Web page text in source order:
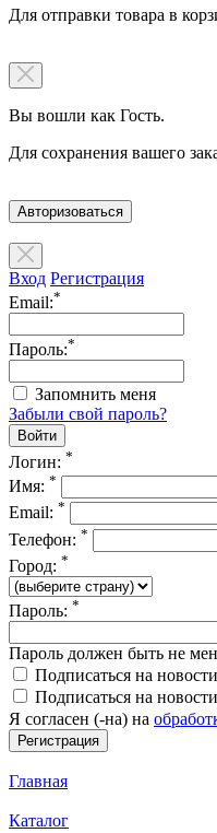
Для отправки товара в
Вы вошли как Гость.
Для сохранения вашего
Авторизоваться
Вход Регистрация
Email:*
Пароль:*
Запомнить меня
Забыли свой пароль?
Логин: *
Имя: *
Email: *
Телефон: *
Город: *
Пароль: *
Пароль должен быть не
Подписаться на
Подписаться на
Я согласен (-на) на
Главная
Каталог